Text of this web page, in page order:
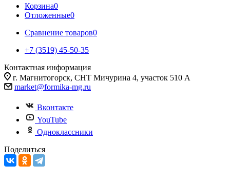
Корзина0
Отложенные0
Сравнение товаров0
+7 (3519) 45-50-35
Контактная информация
г. Магнитогорск, СНТ Мичурина 4, участок 510 А
market@formika-mg.ru
Вконтакте
YouTube
Одноклассники
Поделиться